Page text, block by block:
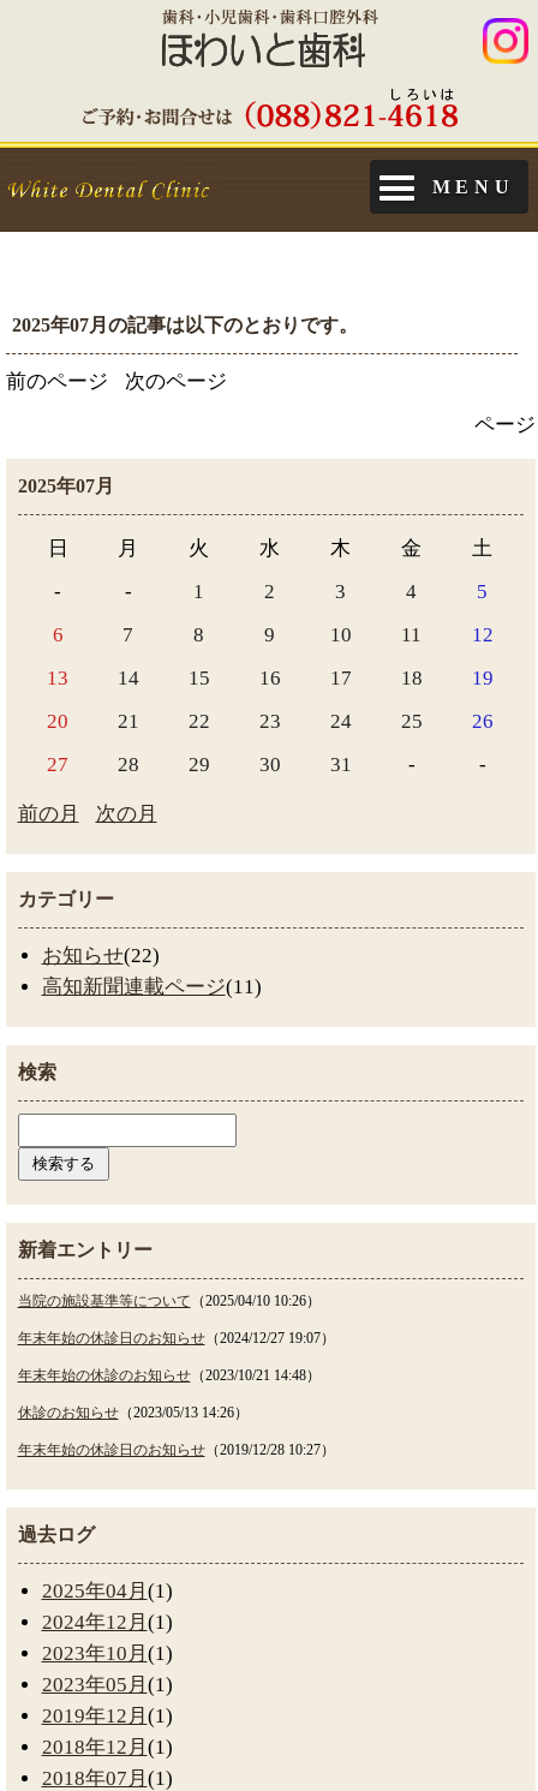
MENU
2025年07月の記事は以下のとおりです。
前のページ
次のページ
ページ
2025年07月
日 月 火 水 木 金
土
-
- 1 2 3 4
5
6
7 8 9 10 11
12
13
14 15 16 17 18
19
20
21 22 23 24 25
26
27
28 29 30 31 - -
前の月 次の月
カテゴリー
お知らせ(22)
高知新聞連載ページ(11)
検索
新着エントリー
当院の施設基準等について （2025/04/10 10:26）
年末年始の休診日のお知らせ（2024/12/27 19:07）
年末年始の休診のお知らせ（2023/10/21 14:48）
休診のお知らせ（2023/05/13 14:26）
年末年始の休診日のお知らせ（2019/12/28 10:27）
過去ログ
2025年04月 (1)
2024年12月 (1)
2023年10月 (1)
2023年05月 (1)
2019年12月 (1)
2018年12月 (1)
2018年07月 (1)